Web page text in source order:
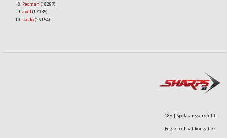
Pacman (18297)
axel (17035)
Lazlo(16154)
18+ | Spela ansvarsfullt
Regler och villkor gäller